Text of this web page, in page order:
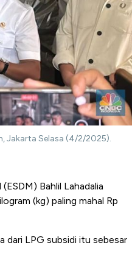
Jakarta Selasa (4/2/2025).
Bahlil Lahadalia
(kg) paling mahal Rp
dari LPG subsidi itu sebesar